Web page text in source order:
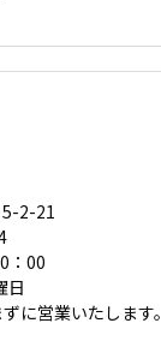
5-2-21
：00
日
に営業いたします。